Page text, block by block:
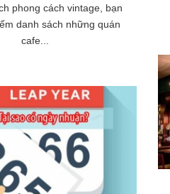
phong cách vintage, bạn
danh sách những quán
cafe...